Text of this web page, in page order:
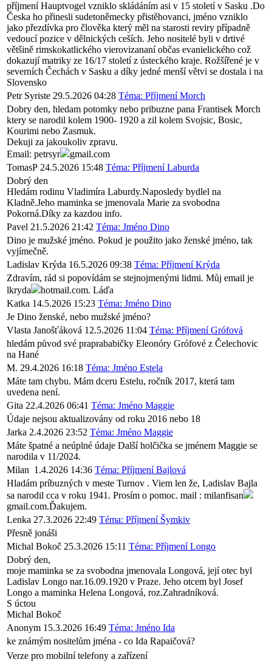
příjmení Hauptvogel vzniklo skládáním asi v 15 století v Sasku .Do
Česka ho přinesli sudetoněmecky přistěhovanci, jméno vzniklo
jako přezdívka pro člověka který měl na starosti reviry případně
vedoucí pozice v dělnických ceších. Jeho nositelé byli v drtivé
většině rimskokatlického vierovizananí občas evanielického což
dokazují matriky ze 16/17 století z ústeckého kraje. Rožšířené je v
severních Čechách v Sasku a díky jedné menší větvi se dostala i na
Slovensko
Petr Syriste 29.5.2026 04:28 Téma: Příjmení Morch
Dobry den, hledam potomky nebo pribuzne pana Frantisek Morch
ktery se narodil kolem 1900- 1920 a zil kolem Svojsic, Bosic,
Kourimi nebo Zasmuk.
Dekuji za jakoukoliv zpravu.
Email: petrsyr
gmail.com
TomasP 24.5.2026 15:48 Téma: Příjmení Laburda
Dobrý den
Hledám rodinu Vladimíra Laburdy.Naposledy bydlel na
Kladně.Jeho maminka se jmenovala Marie za svobodna
Pokorná.Díky za kazdou info.
Pavel 21.5.2026 21:42 Téma: Jméno Dino
Dino je mužské jméno. Pokud je použito jako ženské jméno, tak
vyjímečně.
Ladislav Krýda 16.5.2026 09:38 Téma: Příjmení Krýda
Zdravím, rád si popovídám se stejnojmenými lidmi. Můj email je
lkryda
hotmail.com. Láďa
Katka 14.5.2026 15:23 Téma: Jméno Dino
Je Dino ženské, nebo mužské jméno?
Vlasta Janošťáková 12.5.2026 11:04 Téma: Příjmení Grófová
hledám původ své praprababičky Eleonóry Grófové z Čelechovic
na Hané
M. 29.4.2026 16:18 Téma: Jméno Estela
Máte tam chybu. Mám dceru Estelu, ročník 2017, která tam
uvedena není.
Gita 22.4.2026 06:41 Téma: Jméno Maggie
Údaje nejsou aktualizovány od roku 2016 nebo 18
Jarka 2.4.2026 23:52 Téma: Jméno Maggie
Máte špatné a neúplné údaje Další holčička se jménem Maggie se
narodila v 11/2024.
Milan 1.4.2026 14:36 Téma: Příjmení Bajlová
Hladám príbuzných v meste Turnov . Viem len že, Ladislav Bajla
sa narodil cca v roku 1941. Prosím o pomoc. mail : milanfisan
gmail.com.Ďakujem.
Lenka 27.3.2026 22:49 Téma: Příjmení Šymkiv
Přesně jonáši
Michal Bokoč 25.3.2026 15:11 Téma: Příjmení Longo
Dobrý den,
moje maminka se za svobodna jmenovala Longová, její otec byl
Ladislav Longo nar.16.09.1920 v Praze. Jeho otcem byl Josef
Longo a maminka Helena Longová, roz.Zahradníková.
S úctou
Michal Bokoč
Anonym 15.3.2026 16:49 Téma: Jméno Ida
ke známým nositelům jména - co Ida Rapaičová?
Verze pro mobilní telefony a zařízení